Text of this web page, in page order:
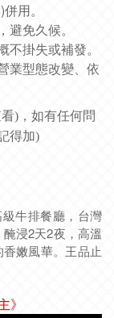
用。
免久候。
掛失或補發。
業型態改變、依
)，如有任何問
得加)
牛排餐廳，台灣
浸2天2夜，高溫
嫩風華。王品止
》